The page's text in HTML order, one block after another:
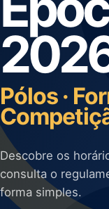
Pólos ·
Descobre os
consulta o
forma simples.